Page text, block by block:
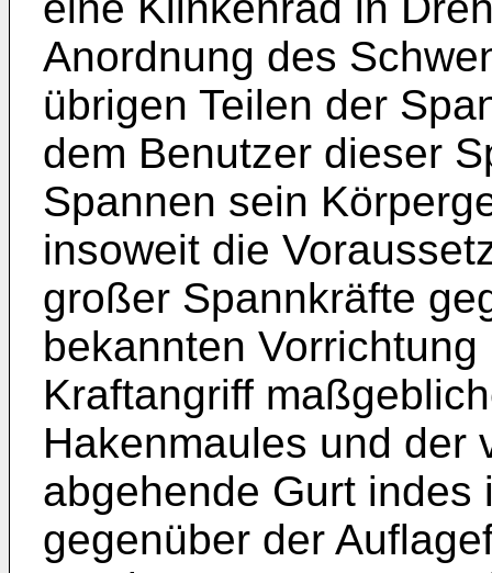
Anordnung des
übrigen Teilen der
dem Benutzer dieser
Spannen sein
insoweit die
großer Spannkräfte
bekannten
Kraftangriff
Hakenmaules und der
abgehende Gurt
gegenüber der